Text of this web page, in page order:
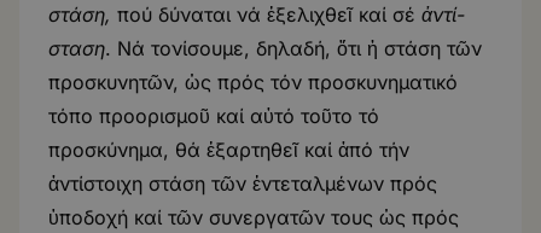
στάση, πού δύναται νά ἐξελιχθεῖ καί σέ ἀντί-
σταση. Νά τονίσουμε, δηλαδή, ὅτι ἡ στάση τῶν
προσκυνητῶν, ὡς πρός τόν προσκυνηματικό
τόπο προορισμοῦ καί αὐτό τοῦτο τό
προσκύνημα, θά ἐξαρτηθεῖ καί ἀπό τήν
ἀντίστοιχη στάση τῶν ἐντεταλμένων πρός
ὑποδοχή καί τῶν συνεργατῶν τους ὡς πρός